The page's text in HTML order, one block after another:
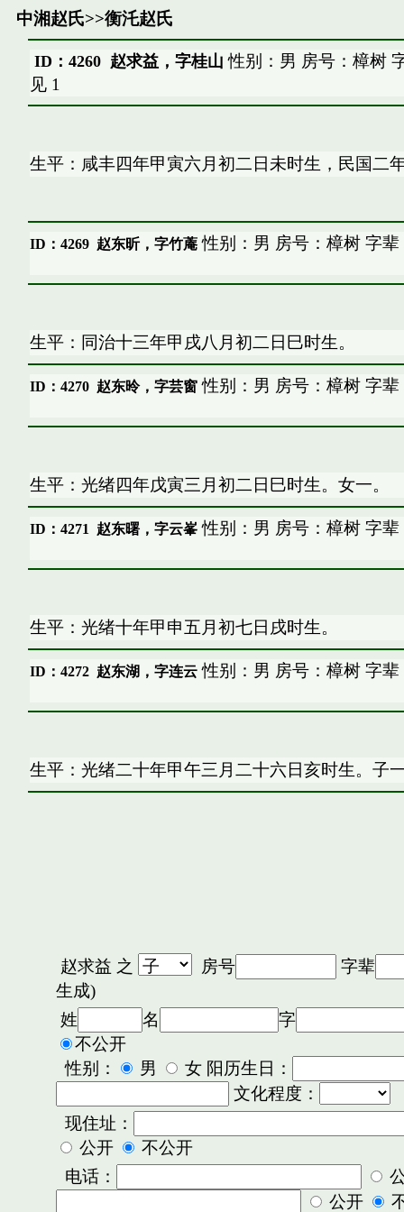
中湘赵氏>>衡汑赵氏
ID：4260 赵求益，字桂山 性别：男 房号：樟树
见 1
生平：咸丰四年甲寅六月初二日未时生，民国二
ID：4269 赵东昕，字竹蓭性别：男 房号：樟树 字辈
生平：同治十三年甲戌八月初二日巳时生。
ID：4270 赵东昤，字芸窗性别：男 房号：樟树 字辈
生平：光绪四年戊寅三月初二日巳时生。女一。
ID：4271 赵东曙，字云峯性别：男 房号：樟树 字辈
生平：光绪十年甲申五月初七日戌时生。
ID：4272 赵东湖，字连云性别：男 房号：樟树 字辈
生平：光绪二十年甲午三月二十六日亥时生。子
赵求益 之 房号
字辈
生成)
姓
名
字
不公开
性别：
男
女 阳历生日：
文化程度：
现住址：
公开
不公开
电话：
公开